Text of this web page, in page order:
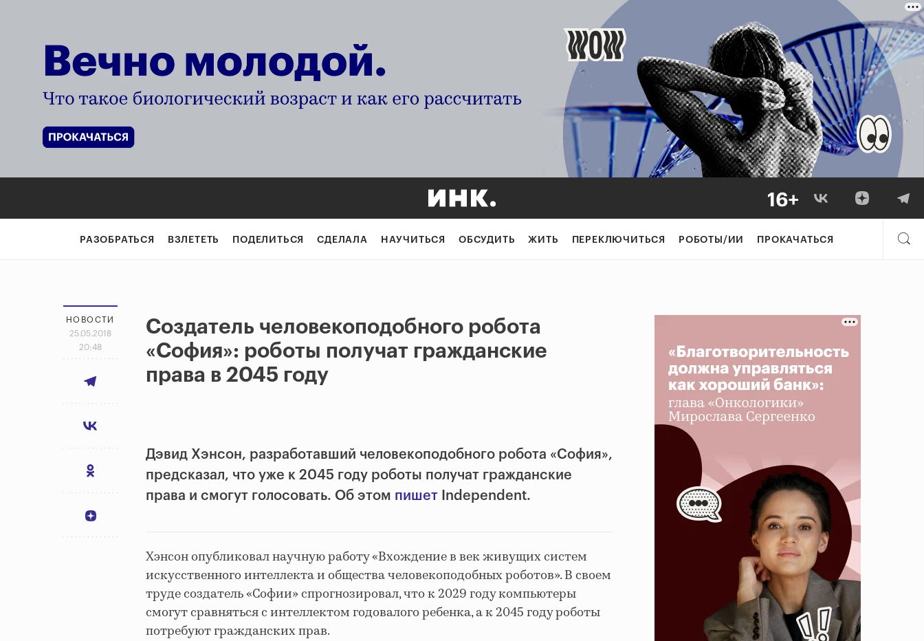
РАЗОБРАТЬСЯ ВЗЛЕТЕТЬ ПОДЕЛИТЬСЯ СДЕЛАЛА НАУЧИТЬСЯ ОБСУДИТЬ ЖИТЬ ПЕРЕКЛЮЧИТЬСЯ РОБОТЫ/ИИ ПРОКАЧАТЬСЯ
НОВОСТИ
25.05.2018
20:48
Создатель человекоподобного робота
«София»: роботы получат гражданские
права в 2045 году
Дэвид Хэнсон, разработавший человекоподобного робота «София»,
предсказал, что уже к 2045 году роботы получат гражданские
права и смогут голосовать. Об этом пишет Independent.
Хэнсон опубликовал научную работу «Вхождение в век живущих систем
искусственного интеллекта и общества человекоподобных роботов». В своем
труде создатель «Софии» спрогнозировал, что к 2029 году компьютеры
смогут сравняться с интеллектом годовалого ребенка, а к 2045 году роботы
потребуют гражданских прав.